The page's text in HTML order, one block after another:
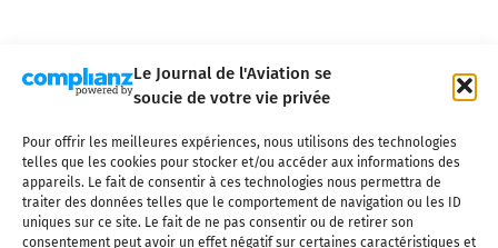
Le Journal de l'Aviation se
soucie de votre vie privée
Pour offrir les meilleures expériences, nous utilisons des technologies
telles que les cookies pour stocker et/ou accéder aux informations des
appareils. Le fait de consentir à ces technologies nous permettra de
traiter des données telles que le comportement de navigation ou les ID
uniques sur ce site. Le fait de ne pas consentir ou de retirer son
consentement peut avoir un effet négatif sur certaines caractéristiques et
Qui sommes-nous ? Nous contacter
Partenaires
Mentions légales
CGV Politique de confidentialité Cookies